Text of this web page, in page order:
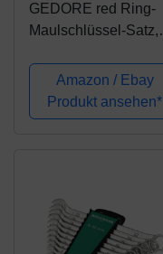
GEDORE red Ring-
Maulschlüssel-Satz,
Chrom-Vanadium-
Stahl, Silber
Amazon / Ebay
Produkt ansehen*